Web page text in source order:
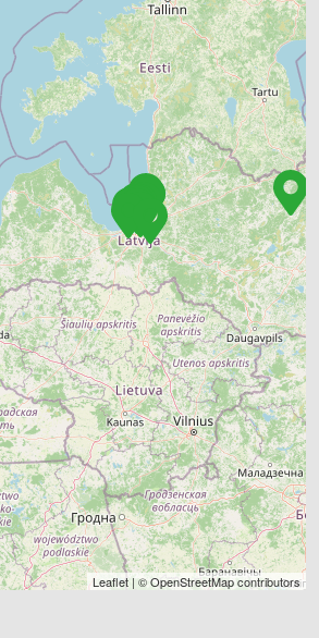
Leaflet | ©OpenStreetMapcontributors